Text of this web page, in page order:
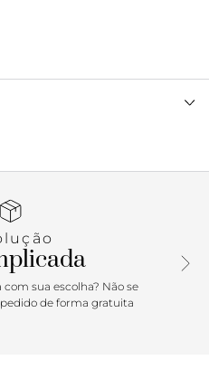
Thong são a escolha
sua escolha? Não se
de forma gratuita